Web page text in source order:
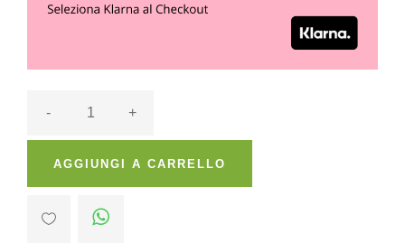
- +
AGGIUNGI A CARRELLO